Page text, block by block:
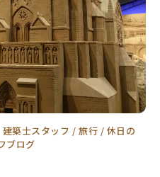
建築士スタッフ 旅行
休日の
ブログ